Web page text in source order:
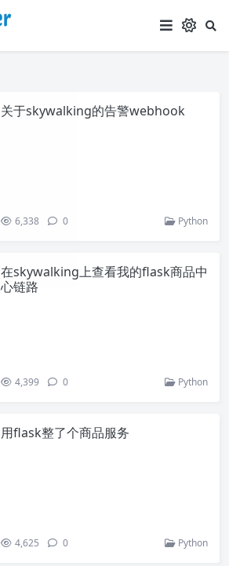
关于skywalking的告警webhook
6,338 0 Python
在skywalking上查看我的flask商品中
心链路
4,399 0 Python
用flask整了个商品服务
4,625 0 Python